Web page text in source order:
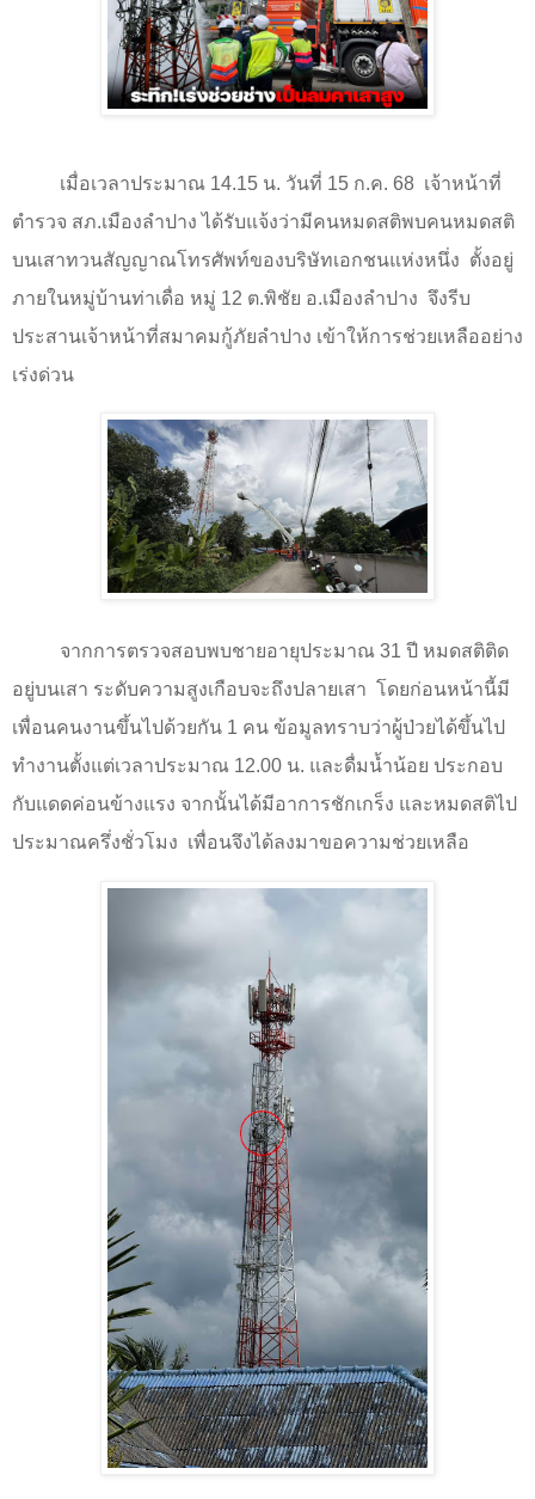
เมื่อเวลาประมาณ 14.15 น. วันที่ 15 ก.ค. 68 เจ้าหน้าที่
ตำรวจ สภ.เมืองลำปาง ได้รับแจ้งว่ามีคนหมดสติพบคนหมดสติ
บนเสาทวนสัญญาณโทรศัพท์ของบริษัทเอกชนแห่งหนึ่ง ตั้งอยู่
ภายในหมู่บ้านท่าเดื่อ หมู่ 12 ต.พิชัย อ.เมืองลำปาง จึงรีบ
ประสานเจ้าหน้าที่สมาคมกู้ภัยลำปาง เข้าให้การช่วยเหลืออย่าง
เร่งด่วน
จากการตรวจสอบพบชายอายุประมาณ 31 ปี หมดสติติด
อยู่บนเสา ระดับความสูงเกือบจะถึงปลายเสา โดยก่อนหน้านี้มี
เพื่อนคนงานขึ้นไปด้วยกัน 1 คน ข้อมูลทราบว่าผู้ป่วยได้ขึ้นไป
ทำงานตั้งแต่เวลาประมาณ 12.00 น. และดื่มน้ำน้อย ประกอบ
กับแดดค่อนข้างแรง จากนั้นได้มีอาการชักเกร็ง และหมดสติไป
ประมาณครึ่งชั่วโมง เพื่อนจึงได้ลงมาขอความช่วยเหลือ